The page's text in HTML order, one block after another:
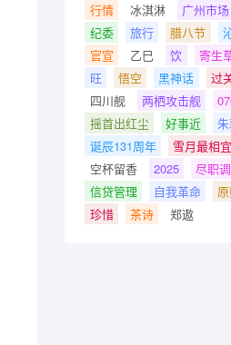
行情
冰淇淋 广州市场
纪委
旅行 腊八节
官宣
乙巳 饮 寄生
旺
悟空 黑神话 过
四川舰
两栖攻击舰
摇首出红尘
好事近
诞辰131周年
雪月最相宜
空杯留香
2025 尽职
信贷管理
自我革命
珍惜
茶诗 郑遨